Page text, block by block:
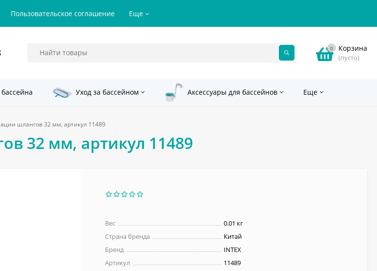
Пользовательское соглашение Еще
0 Корзина
(пусто)
Уход за бассейном Аксессуары для бассейнов Еще
шлангов 32 мм, артикул 11489
32 мм, артикул 11489
Вес
0.01 кг
Страна бренда
Китай
Бренд
INTEX
Артикул
11489